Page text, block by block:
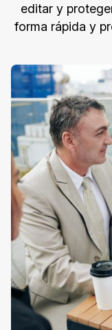
editar y
forma rápida y